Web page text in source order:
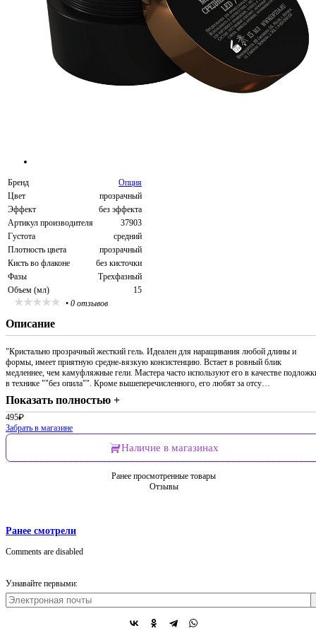
Бренд
Опция
Цвет
прозрачный
Эффект
без эффекта
Артикул производителя
37903
Густота
средний
Плотность цвета
прозрачный
Кисть во флаконе
без кисточки
Фазы
Трехфазный
Объем (мл)
15
• 0 отзывов
Описание
"Кристально прозрачный жесткий гель. Идеален для наращивания любой длины и
формы, имеет приятную средне-вязкую консистенцию. Встает в ровный блик
медленнее, чем камуфляжные гели. Мастера часто используют его в качестве
в технике ""без опила"". Кроме вышеперечисленного, его любят за отсу…
Показать полностью +
495₽
Забрать в магазине
Наличие в магазинах
Ранее просмотренные товары
Отзывы
Ранее смотрели
Comments are disabled
Узнавайте первыми: